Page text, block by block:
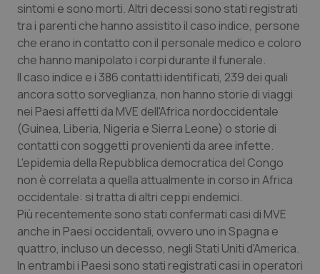
sintomi e sono morti. Altri decessi sono stati registrati
tra i parenti che hanno assistito il caso indice, persone
che erano in contatto con il personale medico e coloro
che hanno manipolato i corpi durante il funerale.
Il caso indice e i 386 contatti identificati, 239 dei quali
ancora sotto sorveglianza, non hanno storie di viaggi
nei Paesi affetti da MVE dell'Africa nordoccidentale
(Guinea, Liberia, Nigeria e Sierra Leone) o storie di
contatti con soggetti provenienti da aree infette.
L'epidemia della Repubblica democratica del Congo
non è correlata a quella attualmente in corso in Africa
occidentale: si tratta di altri ceppi endemici.
Più recentemente sono stati confermati casi di MVE
anche in Paesi occidentali, ovvero uno in Spagna e
quattro, incluso un decesso, negli Stati Uniti d'America.
In entrambi i Paesi sono stati registrati casi in operatori